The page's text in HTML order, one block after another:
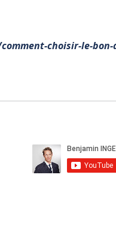
choisir-le-bon-